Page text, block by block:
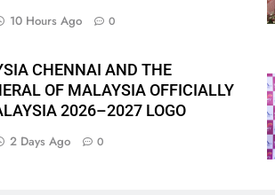
10 Hours Ago 0
CHENNAI AND THE
OF MALAYSIA OFFICIALLY
2026–2027 LOGO
2 Days Ago 0